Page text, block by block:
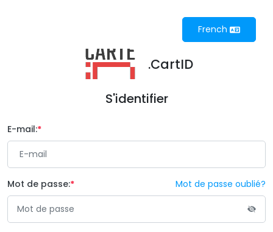
French
.CartID
S'identifier
E-mail:
Mot de passe: Mot de passe oublié?